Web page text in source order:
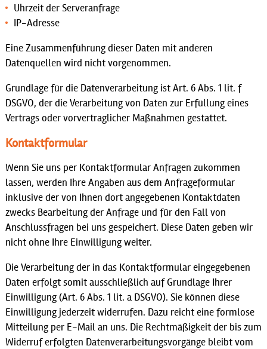
Uhrzeit der Serveranfrage
IP-Adresse
Eine Zusammenführung dieser Daten mit anderen
Datenquellen wird nicht vorgenommen.
Grundlage für die Datenverarbeitung ist Art. 6 Abs. 1 lit. f
DSGVO, der die Verarbeitung von Daten zur Erfüllung eines
Vertrags oder vorvertraglicher Maßnahmen gestattet.
Kontaktformular
Wenn Sie uns per Kontaktformular Anfragen zukommen
lassen, werden Ihre Angaben aus dem Anfrageformular
inklusive der von Ihnen dort angegebenen Kontaktdaten
zwecks Bearbeitung der Anfrage und für den Fall von
Anschlussfragen bei uns gespeichert. Diese Daten geben wir
nicht ohne Ihre Einwilligung weiter.
Die Verarbeitung der in das Kontaktformular eingegebenen
Daten erfolgt somit ausschließlich auf Grundlage Ihrer
Einwilligung (Art. 6 Abs. 1 lit. a DSGVO). Sie können diese
Einwilligung jederzeit widerrufen. Dazu reicht eine formlose
Mitteilung per E-Mail an uns. Die Rechtmäßigkeit der bis zum
Widerruf erfolgten Datenverarbeitungsvorgänge bleibt vom